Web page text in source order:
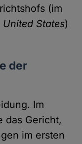
(im
States)
der
Im
das Gericht,
im ersten